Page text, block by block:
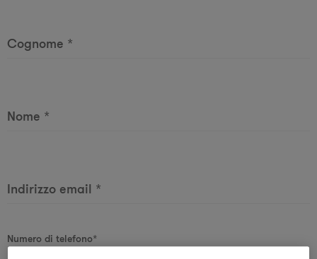
Cognome *
Nome *
Indirizzo email *
Numero di telefono*